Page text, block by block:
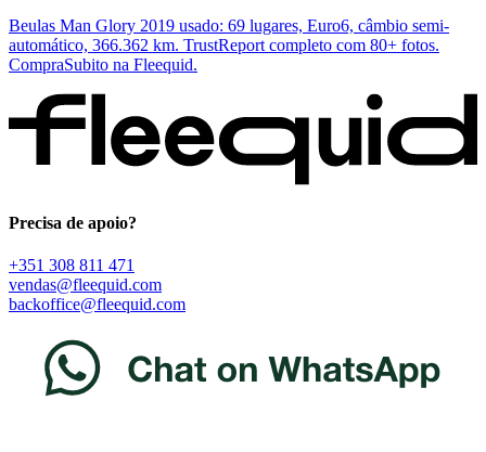
Beulas Man Glory 2019 usado: 69 lugares, Euro6, câmbio semi-
automático, 366.362 km. TrustReport completo com 80+ fotos.
CompraSubito na Fleequid.
Precisa de apoio?
+351 308 811 471
vendas@fleequid.com
backoffice@fleequid.com